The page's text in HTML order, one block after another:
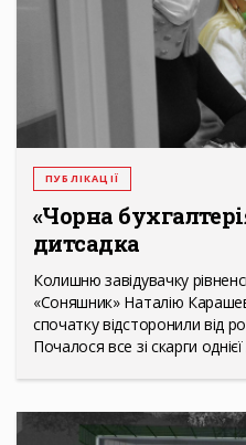
ПУБЛІКАЦІЇ
«Чорна
дитсадка
Колишню завідувачку
«Соняшник» Наталію
спочатку відсторонили від
Почалося все зі скарги